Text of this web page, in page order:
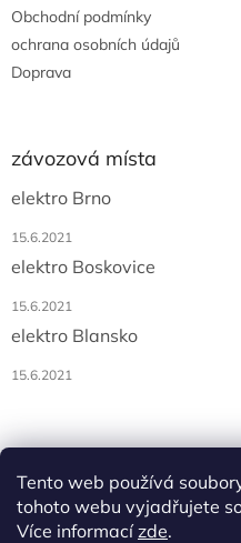
Tento web používá
tohoto webu vyjadřujete
Více informacízde.
Obchodní podmínky
ochrana osobních údajů
Doprava
závozová místa
elektro Brno
15.6.2021
elektro Boskovice
15.6.2021
elektro Blansko
15.6.2021